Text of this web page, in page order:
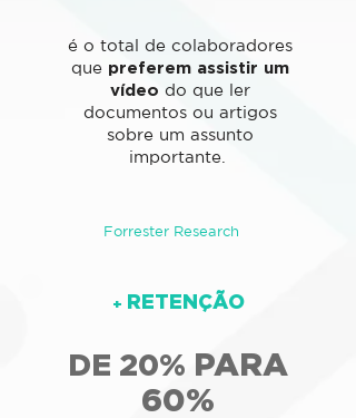
é o total de colaboradores
que preferem assistir um
vídeo do que ler
documentos ou artigos
sobre um assunto
importante.
Forrester Research
+ RETENÇÃO
DE 20% PARA
60%